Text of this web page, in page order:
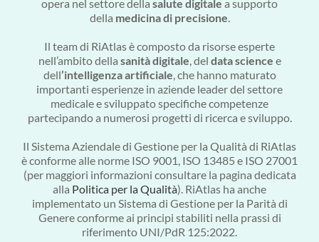
opera nel settore della salute digitale a supporto
della medicina di precisione.
Il team di RiAtlas è composto da risorse esperte
nell’ambito della sanità digitale, del data science e
dell’intelligenza artificiale, che hanno maturato
importanti esperienze in aziende leader del settore
medicale e sviluppato specifiche competenze
partecipando a numerosi progetti di ricerca e sviluppo.
Il Sistema Aziendale di Gestione per la Qualità di RiAtlas
è conforme alle norme ISO 9001, ISO 13485 e ISO 27001
(per maggiori informazioni consultare la pagina dedicata
alla Politica per la Qualità). RiAtlas ha anche
implementato un Sistema di Gestione per la Parità di
Genere conforme ai principi stabiliti nella prassi di
riferimento UNI/PdR 125:2022.